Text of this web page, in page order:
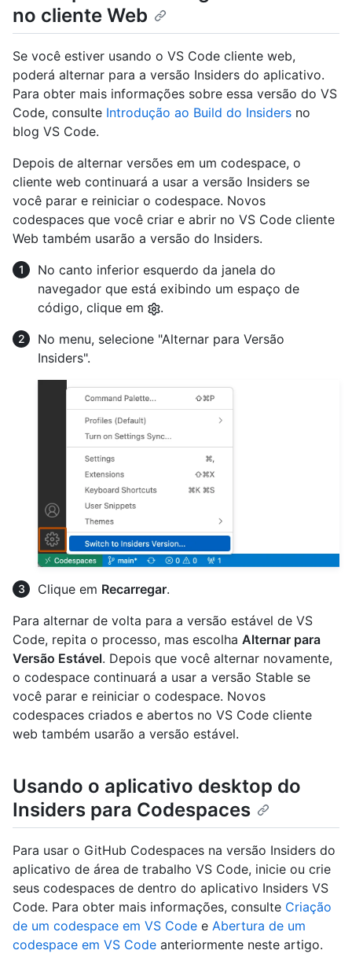
no cliente Web
Se você estiver usando o VS Code cliente web,
poderá alternar para a versão Insiders do aplicativo.
Para obter mais informações sobre essa versão do VS
Code, consulte Introdução ao Build do Insiders no
blog VS Code.
Depois de alternar versões em um codespace, o
cliente web continuará a usar a versão Insiders se
você parar e reiniciar o codespace. Novos
codespaces que você criar e abrir no VS Code cliente
Web também usarão a versão do Insiders.
No canto inferior esquerdo da janela do
navegador que está exibindo um espaço de
código, clique em
.
No menu, selecione "Alternar para Versão
Insiders".
Clique em Recarregar.
Para alternar de volta para a versão estável de VS
Code, repita o processo, mas escolha Alternar para
Versão Estável. Depois que você alternar novamente,
o codespace continuará a usar a versão Stable se
você parar e reiniciar o codespace. Novos
codespaces criados e abertos no VS Code cliente
web também usarão a versão estável.
Usando o aplicativo desktop do
Insiders para Codespaces
Para usar o GitHub Codespaces na versão Insiders do
aplicativo de área de trabalho VS Code, inicie ou crie
seus codespaces de dentro do aplicativo Insiders VS
Code. Para obter mais informações, consulte Criação
de um codespace em VS Code e Abertura de um
codespace em VS Code anteriormente neste artigo.